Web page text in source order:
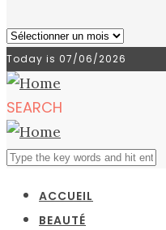
Archives
du
blog
Today is 07/06/2026
SEARCH
ACCUEIL
BEAUTÉ